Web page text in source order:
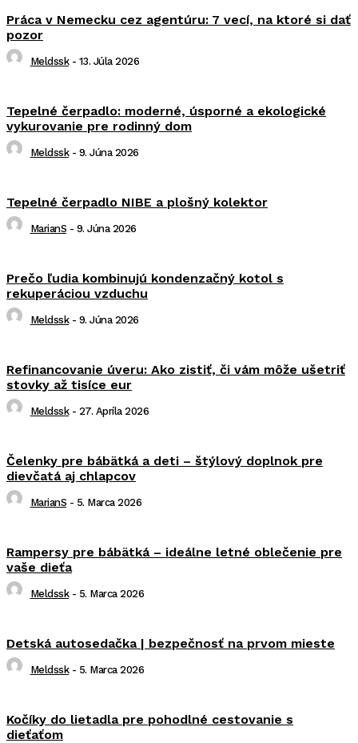
Práca v Nemecku cez agentúru: 7 vecí, na ktoré si dať
pozor
Meldssk - 13. Júla 2026
Tepelné čerpadlo: moderné, úsporné a ekologické
vykurovanie pre rodinný dom
Meldssk - 9. Júna 2026
Tepelné čerpadlo NIBE a plošný kolektor
MarianS - 9. Júna 2026
Prečo ľudia kombinujú kondenzačný kotol s
rekuperáciou vzduchu
Meldssk - 9. Júna 2026
Refinancovanie úveru: Ako zistiť, či vám môže ušetriť
stovky až tisíce eur
Meldssk - 27. Apríla 2026
Čelenky pre bábätká a deti – štýlový doplnok pre
dievčatá aj chlapcov
MarianS - 5. Marca 2026
Rampersy pre bábätká – ideálne letné oblečenie pre
vaše dieťa
Meldssk - 5. Marca 2026
Detská autosedačka | bezpečnosť na prvom mieste
Meldssk - 5. Marca 2026
Kočíky do lietadla pre pohodlné cestovanie s
dieťaťom